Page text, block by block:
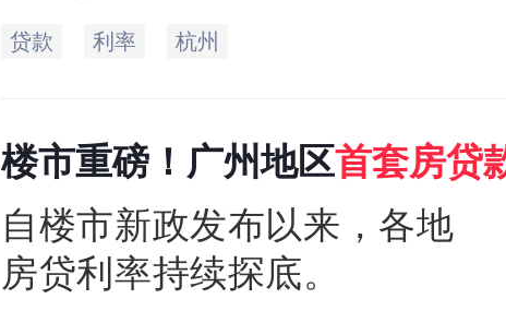
前杭州首套房贷款利率下限
3.1%，昨天刚调的，今天应
该多数银行都已经执行了
贷款 利率 杭州
楼市重磅！广州地区首套房贷
到3.05%
​自楼市新政发布以来，各地
房贷利率持续探底。